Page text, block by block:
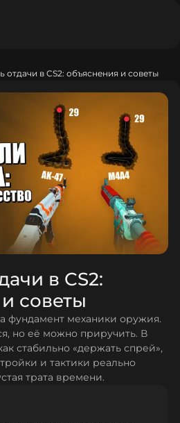
отдачи в CS2: объяснения и советы
в CS2:
советы
фундамент механики оружия.
но её можно приручить. В
стабильно «держать спрей»,
и тактики реально
трата времени.